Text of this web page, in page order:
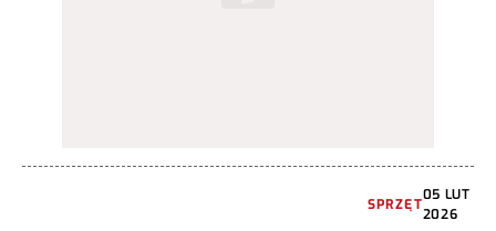
SPRZĘT
05 LUT
2026